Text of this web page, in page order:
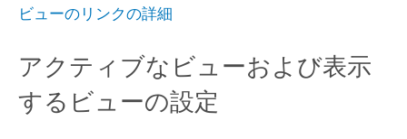
ビューのリンクの詳細
アクティブなビューおよび表示
するビューの設定